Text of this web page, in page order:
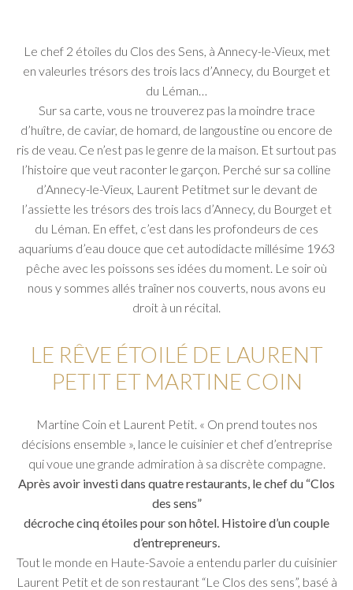
Le chef 2 étoiles du Clos des Sens, à Annecy-le-Vieux, met
en valeurles trésors des trois lacs d’Annecy, du Bourget et
du Léman…
Sur sa carte, vous ne trouverez pas la moindre trace
d’huître, de caviar, de homard, de langoustine ou encore de
ris de veau. Ce n’est pas le genre de la maison. Et surtout pas
l’histoire que veut raconter le garçon. Perché sur sa colline
d’Annecy-le-Vieux, Laurent Petitmet sur le devant de
l’assiette les trésors des trois lacs d’Annecy, du Bourget et
du Léman. En effet, c’est dans les profondeurs de ces
aquariums d’eau douce que cet autodidacte millésime 1963
pêche avec les poissons ses idées du moment. Le soir où
nous y sommes allés traîner nos couverts, nous avons eu
droit à un récital.
LE RÊVE ÉTOILÉ DE LAURENT
PETIT ET MARTINE COIN
Martine Coin et Laurent Petit. « On prend toutes nos
décisions ensemble », lance le cuisinier et chef d’entreprise
qui voue une grande admiration à sa discrète compagne.
Après avoir investi dans quatre restaurants, le chef du “Clos
des sens”
décroche cinq étoiles pour son hôtel. Histoire d’un couple
d’entrepreneurs.
Tout le monde en Haute-Savoie a entendu parler du cuisinier
Laurent Petit et de son restaurant “Le Clos des sens”, basé à